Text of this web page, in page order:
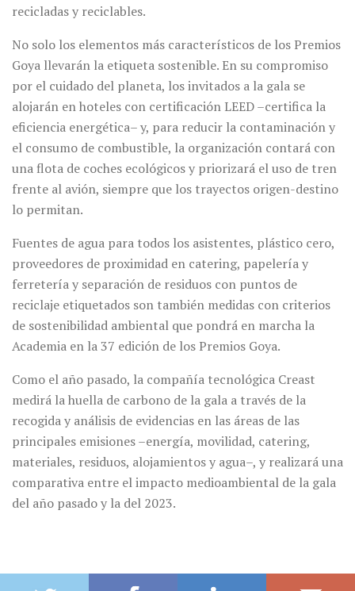
recicladas y reciclables.
No solo los elementos más característicos de los Premios
Goya llevarán la etiqueta sostenible. En su compromiso
por el cuidado del planeta, los invitados a la gala se
alojarán en hoteles con certificación LEED –certifica la
eficiencia energética– y, para reducir la contaminación y
el consumo de combustible, la organización contará con
una flota de coches ecológicos y priorizará el uso de tren
frente al avión, siempre que los trayectos origen-destino
lo permitan.
Fuentes de agua para todos los asistentes, plástico cero,
proveedores de proximidad en catering, papelería y
ferretería y separación de residuos con puntos de
reciclaje etiquetados son también medidas con criterios
de sostenibilidad ambiental que pondrá en marcha la
Academia en la 37 edición de los Premios Goya.
Como el año pasado, la compañía tecnológica Creast
medirá la huella de carbono de la gala a través de la
recogida y análisis de evidencias en las áreas de las
principales emisiones –energía, movilidad, catering,
materiales, residuos, alojamientos y agua–, y realizará una
comparativa entre el impacto medioambiental de la gala
del año pasado y la del 2023.